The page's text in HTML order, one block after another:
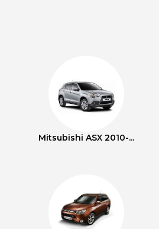
Mitsubishi ASX 2010-...